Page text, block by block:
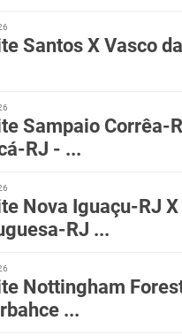
Santos X Vasco
Sampaio Corrêa-
RJ - ...
Nova Iguaçu-RJ X
RJ ...
Nottingham
...